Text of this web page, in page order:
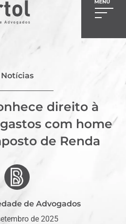
Notícias
direito à
com home
de Renda
de Advogados
de 2025